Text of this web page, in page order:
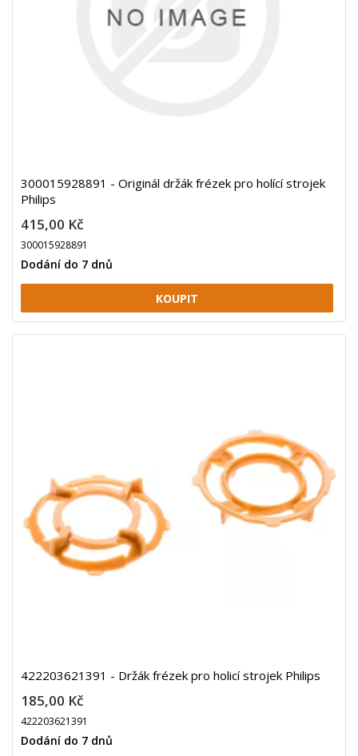
300015928891 - Originál držák frézek pro holící strojek
Philips
415,00 Kč
300015928891
Dodání do 7 dnů
422203621391 - Držák frézek pro holicí strojek Philips
185,00 Kč
422203621391
Dodání do 7 dnů